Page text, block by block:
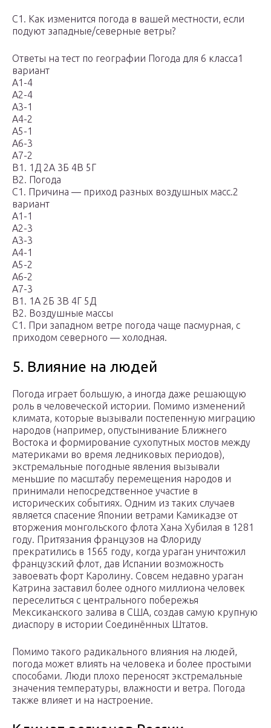
C1. Как изменится погода в вашей местности, если
подуют западные/северные ветры?
Ответы на тест по географии Погода для 6 класса1
вариант
А1-4
А2-4
А3-1
А4-2
А5-1
А6-3
А7-2
В1. 1Д 2А 3Б 4В 5Г
В2. Погода
C1. Причина — приход разных воздушных масс.2
вариант
А1-1
А2-3
А3-3
А4-1
А5-2
А6-2
А7-3
В1. 1А 2Б 3В 4Г 5Д
В2. Воздушные массы
C1. При западном ветре погода чаще пасмурная, с
приходом северного — холодная.
5. Влияние на людей
Погода играет большую, а иногда даже решающую
роль в человеческой истории. Помимо изменений
климата, которые вызывали постепенную миграцию
народов (например, опустынивание Ближнего
Востока и формирование сухопутных мостов между
материками во время ледниковых периодов),
экстремальные погодные явления вызывали
меньшие по масштабу перемещения народов и
принимали непосредственное участие в
исторических событиях. Одним из таких случаев
является спасение Японии ветрами Камикадзе от
вторжения монгольского флота Хана Хубилая в 1281
году. Притязания французов на Флориду
прекратились в 1565 году, когда ураган уничтожил
французский флот, дав Испании возможность
завоевать форт Каролину. Совсем недавно ураган
Катрина заставил более одного миллиона человек
переселиться с центрального побережья
Мексиканского залива в США, создав самую крупную
диаспору в истории Соединённых Штатов.
Помимо такого радикального влияния на людей,
погода может влиять на человека и более простыми
способами. Люди плохо переносят экстремальные
значения температуры, влажности и ветра. Погода
также влияет и на настроение.